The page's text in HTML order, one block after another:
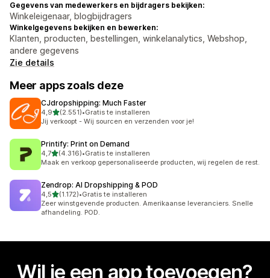
Gegevens van medewerkers en bijdragers bekijken:
Winkeleigenaar, blogbijdragers
Winkelgegevens bekijken en bewerken:
Klanten, producten, bestellingen, winkelanalytics, Webshop,
andere gegevens
Zie details
Meer apps zoals deze
CJdropshipping: Much Faster
4,9van 5 sterren
(2.551)
2551 recensies in totaal
•Gratis te installeren
Jij verkoopt - Wij sourcen en verzenden voor je!
Printify: Print on Demand
4,7van 5 sterren
(4.316)
4316 recensies in totaal
•Gratis te installeren
Maak en verkoop gepersonaliseerde producten, wij regelen de rest.
Zendrop: AI Dropshipping & POD
4,5van 5 sterren
(1.172)
1172 recensies in totaal
•Gratis te installeren
Zeer winstgevende producten. Amerikaanse leveranciers. Snelle
afhandeling. POD.
Wil je een app toevoegen?